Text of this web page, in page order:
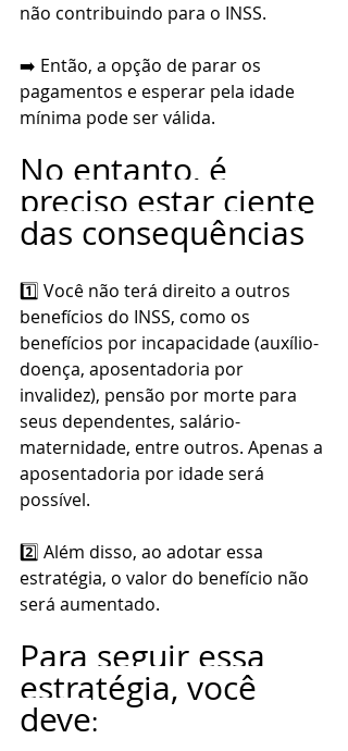
não contribuindo para o INSS.
➡️ Então, a opção de parar os
pagamentos e esperar pela idade
mínima pode ser válida.
No entanto, é
preciso estar ciente
das consequências
1️⃣ Você não terá direito a outros
benefícios do INSS, como os
benefícios por incapacidade (auxílio-
doença, aposentadoria por
invalidez), pensão por morte para
seus dependentes, salário-
maternidade, entre outros. Apenas a
aposentadoria por idade será
possível.
2️⃣ Além disso, ao adotar essa
estratégia, o valor do benefício não
será aumentado.
Para seguir essa
estratégia, você
deve: